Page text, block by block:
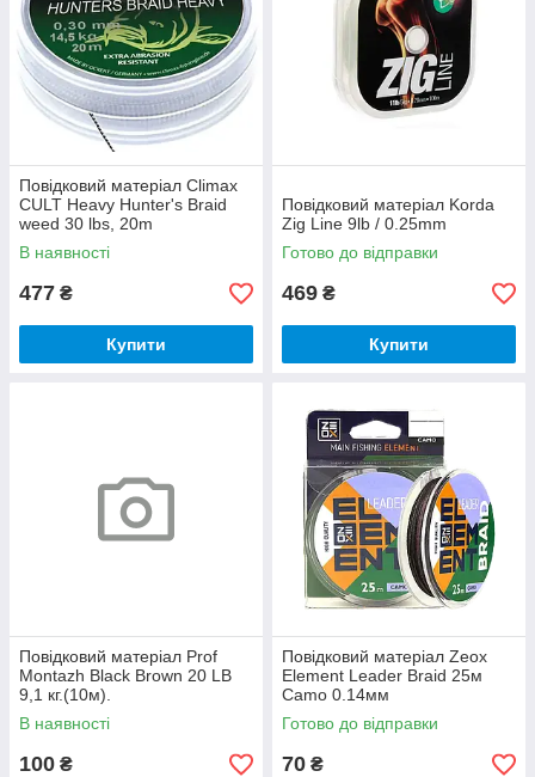
Повідковий матеріал Climax
CULT Heavy Hunter's Braid
weed 30 lbs, 20m
В наявності
477 ₴
Купити
Повідковий матеріал Korda
Zig Line 9lb / 0.25mm
Готово до відправки
469 ₴
Купити
Повідковий матеріал Prof
Montazh Black Brown 20 LB
9,1 кг.(10м).
В наявності
100 ₴
Повідковий матеріал Zeox
Element Leader Braid 25м
Camo 0.14мм
Готово до відправки
70 ₴